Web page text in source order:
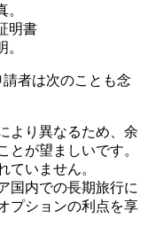
明書
者は次のことも念
より異なるため、余
とが望ましいです。
ていません。
国内での長期旅行に
プションの利点を享